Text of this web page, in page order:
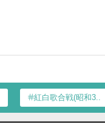
紅白歌合戦(昭和3...